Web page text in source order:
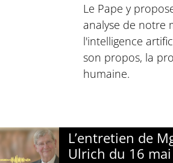
Le Pape y
analyse de notre
l'intelligence
son propos, la
humaine.
L’entretien de
Ulrich du 16